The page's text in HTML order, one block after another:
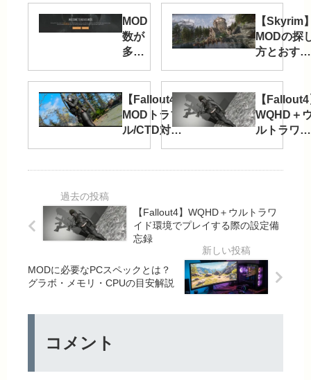
MOD
数が
多い
ムタ
イト
ルラ
ンキ
年10
【Skyrim
MODの探
方とおすす
とめ
【Fallout4】
MODトラブ
ル/CTD対策
【Fallout4
WQHD＋
ルトラワイ
【Fallout4】WQHD＋ウルトラワ
イド環境でプレイする際の設定備
忘録
MODに必要なPCスペックとは？
グラボ・メモリ・CPUの目安解説
コメント